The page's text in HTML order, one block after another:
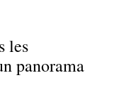
les
panorama